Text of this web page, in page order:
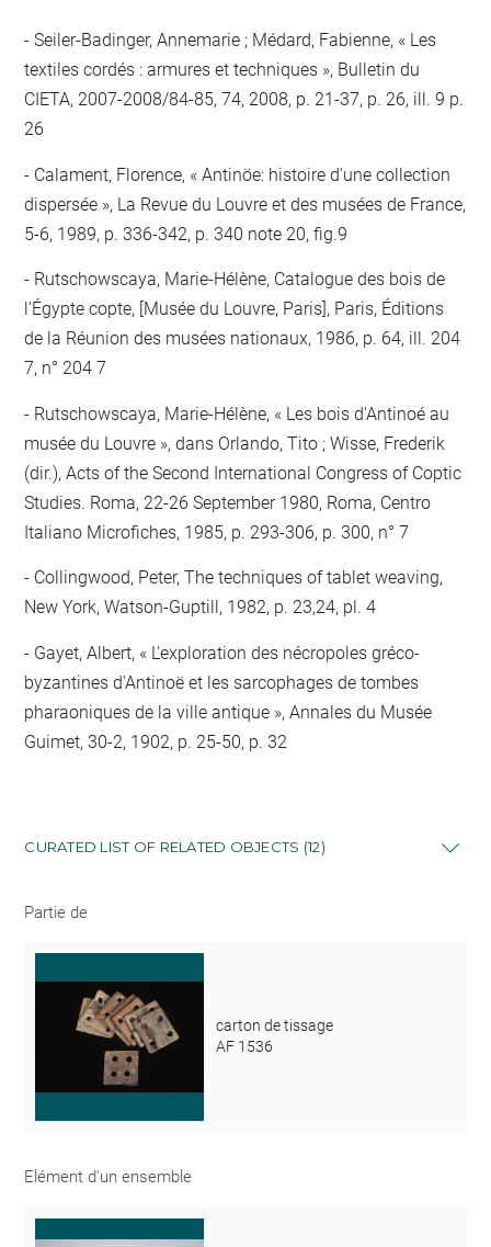
Seiler-Badinger, Annemarie ; Médard, Fabienne, « Les
textiles cordés : armures et techniques », Bulletin du
CIETA, 2007-2008/84-85, 74, 2008, p. 21-37, p. 26, ill. 9 p.
26
Calament, Florence, « Antinöe: histoire d'une collection
dispersée », La Revue du Louvre et des musées de France,
5-6, 1989, p. 336-342, p. 340 note 20, fig.9
Rutschowscaya, Marie-Hélène, Catalogue des bois de
l'Égypte copte, [Musée du Louvre, Paris], Paris, Éditions
de la Réunion des musées nationaux, 1986, p. 64, ill. 204
7, n° 204 7
Rutschowscaya, Marie-Hélène, « Les bois d'Antinoé au
musée du Louvre », dans Orlando, Tito ; Wisse, Frederik
(dir.), Acts of the Second International Congress of Coptic
Studies. Roma, 22-26 September 1980, Roma, Centro
Italiano Microfiches, 1985, p. 293-306, p. 300, n° 7
Collingwood, Peter, The techniques of tablet weaving,
New York, Watson-Guptill, 1982, p. 23,24, pl. 4
Gayet, Albert, « L'exploration des nécropoles gréco-
byzantines d'Antinoë et les sarcophages de tombes
pharaoniques de la ville antique », Annales du Musée
Guimet, 30-2, 1902, p. 25-50, p. 32
CURATED LIST OF RELATED OBJECTS (12)
Partie de
carton de tissage
AF 1536
Elément d'un ensemble